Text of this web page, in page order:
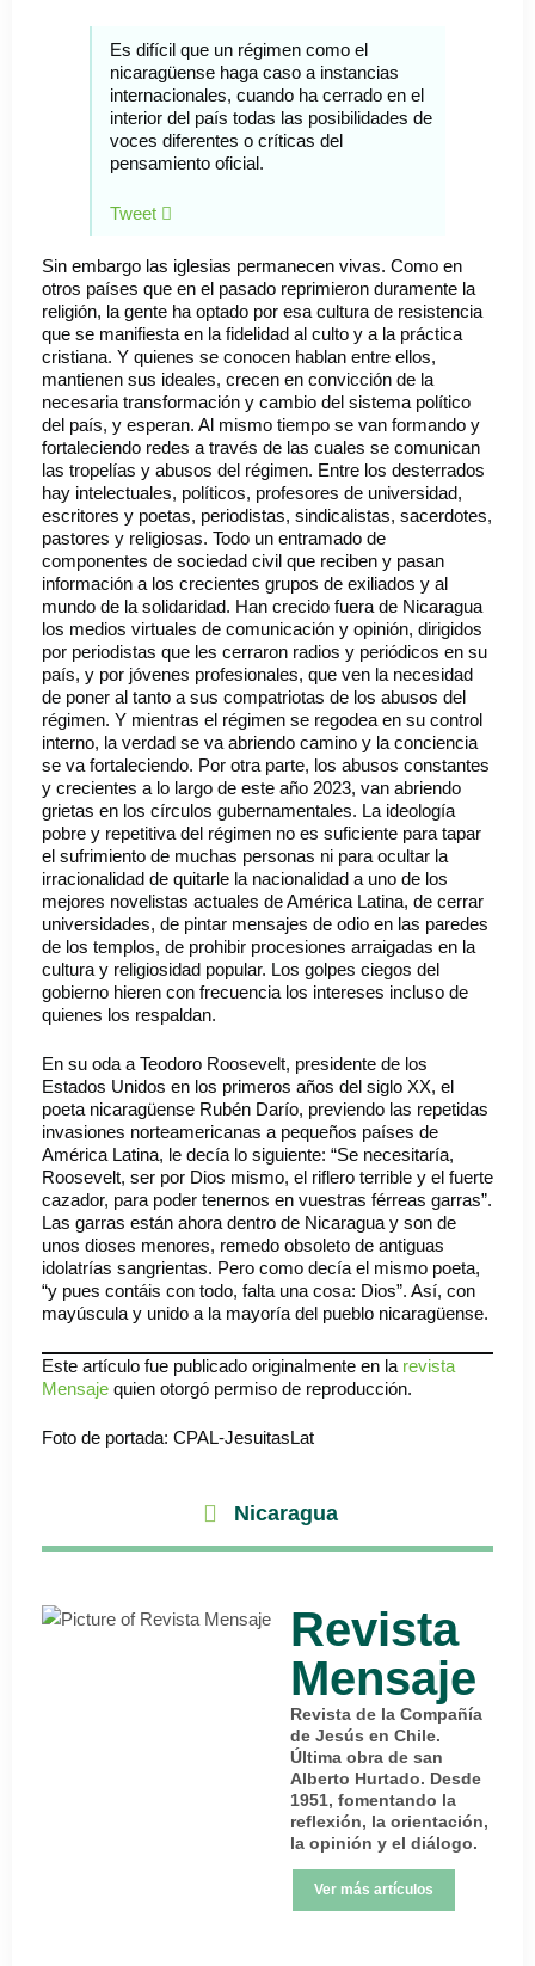
Es difícil que un régimen como el
nicaragüense haga caso a instancias
internacionales, cuando ha cerrado en el
interior del país todas las posibilidades de
voces diferentes o críticas del
pensamiento oficial.
Tweet
Sin embargo las iglesias permanecen vivas. Como en
otros países que en el pasado reprimieron duramente la
religión, la gente ha optado por esa cultura de resistencia
que se manifiesta en la fidelidad al culto y a la práctica
cristiana. Y quienes se conocen hablan entre ellos,
mantienen sus ideales, crecen en convicción de la
necesaria transformación y cambio del sistema político
del país, y esperan. Al mismo tiempo se van formando y
fortaleciendo redes a través de las cuales se comunican
las tropelías y abusos del régimen. Entre los desterrados
hay intelectuales, políticos, profesores de universidad,
escritores y poetas, periodistas, sindicalistas, sacerdotes,
pastores y religiosas. Todo un entramado de
componentes de sociedad civil que reciben y pasan
información a los crecientes grupos de exiliados y al
mundo de la solidaridad. Han crecido fuera de Nicaragua
los medios virtuales de comunicación y opinión, dirigidos
por periodistas que les cerraron radios y periódicos en su
país, y por jóvenes profesionales, que ven la necesidad
de poner al tanto a sus compatriotas de los abusos del
régimen. Y mientras el régimen se regodea en su control
interno, la verdad se va abriendo camino y la conciencia
se va fortaleciendo. Por otra parte, los abusos constantes
y crecientes a lo largo de este año 2023, van abriendo
grietas en los círculos gubernamentales. La ideología
pobre y repetitiva del régimen no es suficiente para tapar
el sufrimiento de muchas personas ni para ocultar la
irracionalidad de quitarle la nacionalidad a uno de los
mejores novelistas actuales de América Latina, de cerrar
universidades, de pintar mensajes de odio en las paredes
de los templos, de prohibir procesiones arraigadas en la
cultura y religiosidad popular. Los golpes ciegos del
gobierno hieren con frecuencia los intereses incluso de
quienes los respaldan.
En su oda a Teodoro Roosevelt, presidente de los
Estados Unidos en los primeros años del siglo XX, el
poeta nicaragüense Rubén Darío, previendo las repetidas
invasiones norteamericanas a pequeños países de
América Latina, le decía lo siguiente: “Se necesitaría,
Roosevelt, ser por Dios mismo, el riflero terrible y el fuerte
cazador, para poder tenernos en vuestras férreas garras”.
Las garras están ahora dentro de Nicaragua y son de
unos dioses menores, remedo obsoleto de antiguas
idolatrías sangrientas. Pero como decía el mismo poeta,
“y pues contáis con todo, falta una cosa: Dios”. Así, con
mayúscula y unido a la mayoría del pueblo nicaragüense.
Este artículo fue publicado originalmente en la revista
Mensaje quien otorgó permiso de reproducción.
Foto de portada: CPAL-JesuitasLat
Nicaragua
Revista
Mensaje
Revista de la Compañía
de Jesús en Chile.
Última obra de san
Alberto Hurtado. Desde
1951, fomentando la
reflexión, la orientación,
la opinión y el diálogo.
Ver más artículos